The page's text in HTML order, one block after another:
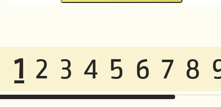
1 2 3 4 5 6 7 8